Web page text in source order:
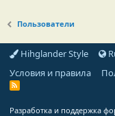
Пользователи
Hihglander Style
Условия и правила
R
Разработка и поддержка